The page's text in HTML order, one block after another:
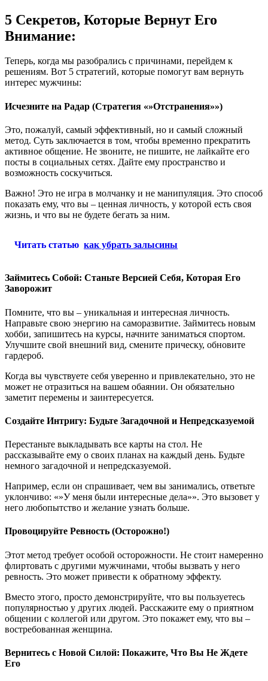
5 Секретов, Которые Вернут Его
Внимание:
Теперь, когда мы разобрались с причинами, перейдем к
решениям. Вот 5 стратегий, которые помогут вам вернуть
интерес мужчины:
Исчезните на Радар (Стратегия «»Отстранения»»)
Это, пожалуй, самый эффективный, но и самый сложный
метод. Суть заключается в том, чтобы временно прекратить
активное общение. Не звоните, не пишите, не лайкайте его
посты в социальных сетях. Дайте ему пространство и
возможность соскучиться.
Важно! Это не игра в молчанку и не манипуляция. Это способ
показать ему, что вы – ценная личность, у которой есть своя
жизнь, и что вы не будете бегать за ним.
Читать статью как убрать залысины
Займитесь Собой: Станьте Версией Себя, Которая Его
Заворожит
Помните, что вы – уникальная и интересная личность.
Направьте свою энергию на саморазвитие. Займитесь новым
хобби, запишитесь на курсы, начните заниматься спортом.
Улучшите свой внешний вид, смените прическу, обновите
гардероб.
Когда вы чувствуете себя уверенно и привлекательно, это не
может не отразиться на вашем обаянии. Он обязательно
заметит перемены и заинтересуется.
Создайте Интригу: Будьте Загадочной и Непредсказуемой
Перестаньте выкладывать все карты на стол. Не
рассказывайте ему о своих планах на каждый день. Будьте
немного загадочной и непредсказуемой.
Например, если он спрашивает, чем вы занимались, ответьте
уклончиво: «»У меня были интересные дела»». Это вызовет у
него любопытство и желание узнать больше.
Провоцируйте Ревность (Осторожно!)
Этот метод требует особой осторожности. Не стоит намеренно
флиртовать с другими мужчинами, чтобы вызвать у него
ревность. Это может привести к обратному эффекту.
Вместо этого, просто демонстрируйте, что вы пользуетесь
популярностью у других людей. Расскажите ему о приятном
общении с коллегой или другом. Это покажет ему, что вы –
востребованная женщина.
Вернитесь с Новой Силой: Покажите, Что Вы Не Ждете
Его